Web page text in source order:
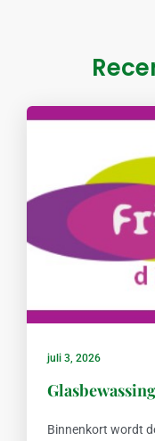
juli 3, 2026
Binnenkort wordt